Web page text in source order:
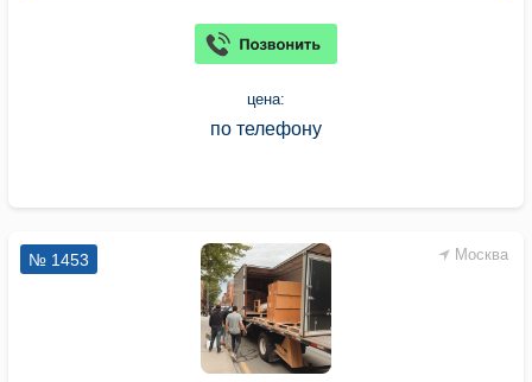
цена:
по телефону
Москва
№ 1453